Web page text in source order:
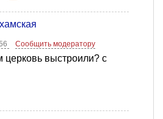
Сообщить модератору
церковь выстроили? с